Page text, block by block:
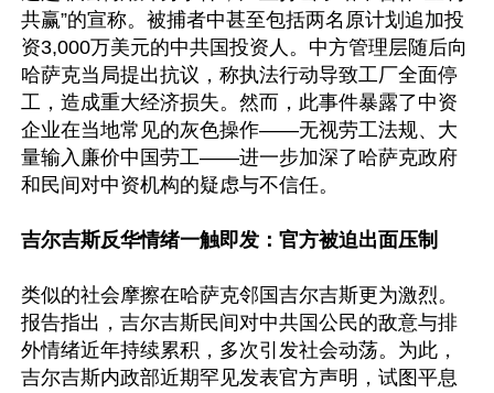
共赢”的宣称。被捕者中甚至包括两名原计划追加投
资3,000万美元的中共国投资人。中方管理层随后向
哈萨克当局提出抗议，称执法行动导致工厂全面停
工，造成重大经济损失。然而，此事件暴露了中资
企业在当地常见的灰色操作——无视劳工法规、大
量输入廉价中国劳工——进一步加深了哈萨克政府
和民间对中资机构的疑虑与不信任。
吉尔吉斯反华情绪一触即发：官方被迫出面压制
类似的社会摩擦在哈萨克邻国吉尔吉斯更为激烈。
报告指出，吉尔吉斯民间对中共国公民的敌意与排
外情绪近年持续累积，多次引发社会动荡。为此，
吉尔吉斯内政部近期罕见发表官方声明，试图平息